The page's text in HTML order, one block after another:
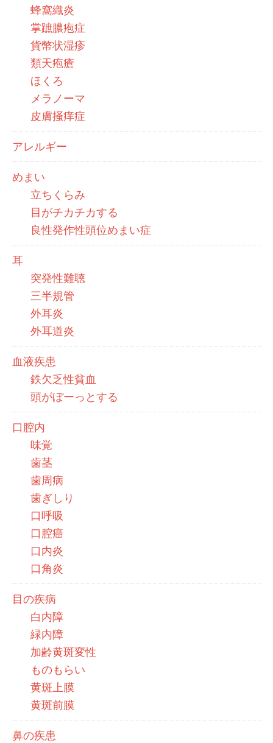
蜂窩織炎
掌蹠膿疱症
貨幣状湿疹
類天疱瘡
ほくろ
メラノーマ
皮膚掻痒症
アレルギー
めまい
立ちくらみ
目がチカチカする
良性発作性頭位めまい症
耳
突発性難聴
三半規管
外耳炎
外耳道炎
血液疾患
鉄欠乏性貧血
頭がぼーっとする
口腔内
味覚
歯茎
歯周病
歯ぎしり
口呼吸
口腔癌
口内炎
口角炎
目の疾病
白内障
緑内障
加齢黄斑変性
ものもらい
黄斑上膜
黄斑前膜
鼻の疾患